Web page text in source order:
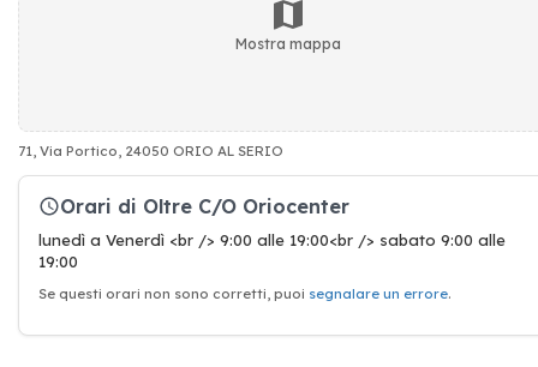
Mostra mappa
71, Via Portico, 24050 ORIO AL SERIO
Orari di Oltre C/O Oriocenter
lunedì a Venerdì <br /> 9:00 alle 19:00<br /> sabato 9:00 alle
19:00
Se questi orari non sono corretti, puoi segnalare un errore.